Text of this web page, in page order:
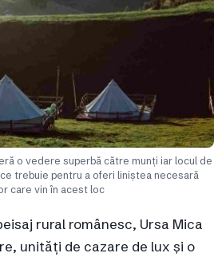
o vedere superbă către munți iar locul de
trebuie pentru a oferi liniștea necesară
care vin în acest loc
rural românesc, Ursa Mica
unități de cazare de lux și o